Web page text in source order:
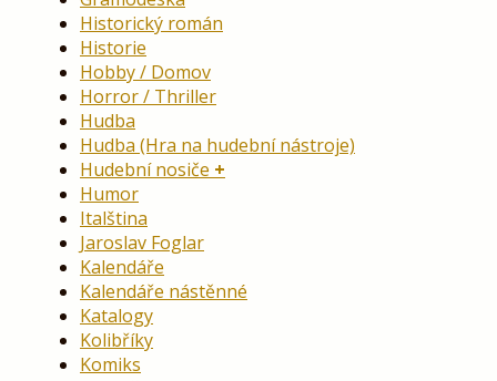
Historický román
Historie
Hobby / Domov
Horror / Thriller
Hudba
Hudba (Hra na hudební nástroje)
Hudební nosiče
Humor
Italština
Jaroslav Foglar
Kalendáře
Kalendáře nástěnné
Katalogy
Kolibříky
Komiks